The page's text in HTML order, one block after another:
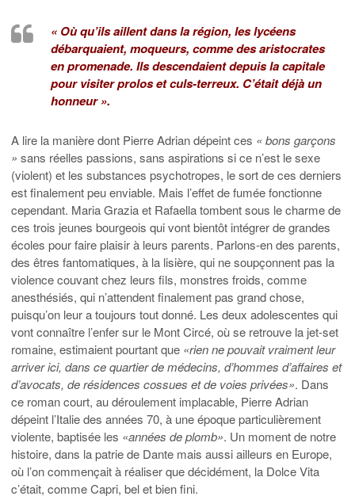
« Où qu’ils aillent dans la région, les lycéens
débarquaient, moqueurs, comme des aristocrates
en promenade. Ils descendaient depuis la capitale
pour visiter prolos et culs-terreux. C’était déjà un
honneur ».
A lire la manière dont Pierre Adrian dépeint ces « bons garçons
» sans réelles passions, sans aspirations si ce n’est le sexe
(violent) et les substances psychotropes, le sort de ces derniers
est finalement peu enviable. Mais l’effet de fumée fonctionne
cependant. Maria Grazia et Rafaella tombent sous le charme de
ces trois jeunes bourgeois qui vont bientôt intégrer de grandes
écoles pour faire plaisir à leurs parents. Parlons-en des parents,
des êtres fantomatiques, à la lisière, qui ne soupçonnent pas la
violence couvant chez leurs fils, monstres froids, comme
anesthésiés, qui n’attendent finalement pas grand chose,
puisqu’on leur a toujours tout donné. Les deux adolescentes qui
vont connaître l’enfer sur le Mont Circé, où se retrouve la jet-set
romaine, estimaient pourtant que «rien ne pouvait vraiment leur
arriver ici, dans ce quartier de médecins, d’hommes d’affaires et
d’avocats, de résidences cossues et de voies privées». Dans
ce roman court, au déroulement implacable, Pierre Adrian
dépeint l’Italie des années 70, à une époque particulièrement
violente, baptisée les «années de plomb». Un moment de notre
histoire, dans la patrie de Dante mais aussi ailleurs en Europe,
où l’on commençait à réaliser que décidément, la Dolce Vita
c’était, comme Capri, bel et bien fini.